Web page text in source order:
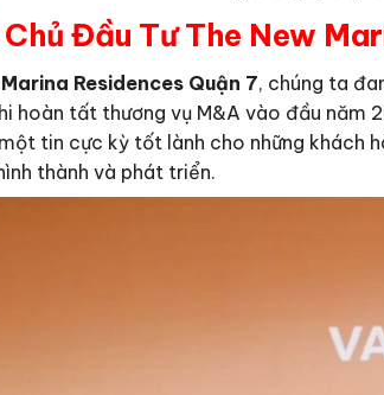
Đầu Tư The New
Residences Quận 7, chúng ta
hoàn tất thương vụ M&A vào đầu
tin cực kỳ tốt lành cho những khách
thành và phát triển.